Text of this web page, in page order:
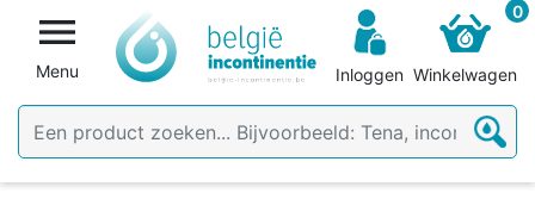

Menu Inloggen
0
Winkelwagen